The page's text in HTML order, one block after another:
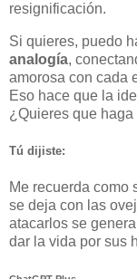
resignificación.
Si quieres, puedo
analogía,
amorosa con cada
Eso hace que la
¿Quieres que haga
Tú dijiste:
Me recuerda como
se deja con las
atacarlos se
dar la vida por sus